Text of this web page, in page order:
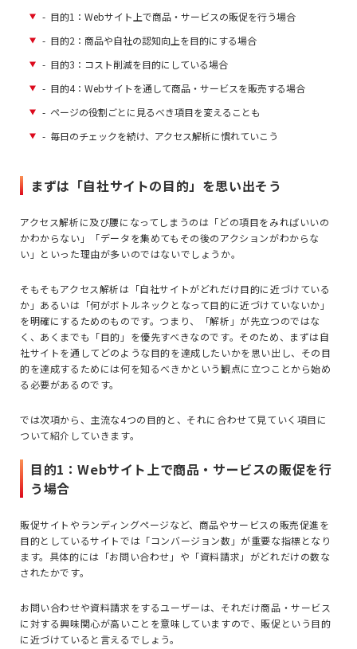
- 目的1：Webサイト上で商品・サービスの販促を行う場合
- 目的2：商品や自社の認知向上を目的にする場合
- 目的3：コスト削減を目的にしている場合
- 目的4：Webサイトを通して商品・サービスを販売する場合
- ページの役割ごとに見るべき項目を変えることも
- 毎日のチェックを続け、アクセス解析に慣れていこう
まずは「自社サイトの目的」を思い出そう
アクセス解析に及び腰になってしまうのは「どの項目をみればいいの
かわからない」「データを集めてもその後のアクションがわからな
い」といった理由が多いのではないでしょうか。
そもそもアクセス解析は「自社サイトがどれだけ目的に近づけている
か」あるいは「何がボトルネックとなって目的に近づけていないか」
を明確にするためのものです。つまり、「解析」が先立つのではな
く、あくまでも「目的」を優先すべきなのです。そのため、まずは自
社サイトを通してどのような目的を達成したいかを思い出し、その目
的を達成するためには何を知るべきかという観点に立つことから始め
る必要があるのです。
では次項から、主流な4つの目的と、それに合わせて見ていく項目に
ついて紹介していきます。
目的1：Webサイト上で商品・サービスの販促を行
う場合
販促サイトやランディングページなど、商品やサービスの販売促進を
目的としているサイトでは「コンバージョン数」が重要な指標となり
ます。具体的には「お問い合わせ」や「資料請求」がどれだけの数な
されたかです。
お問い合わせや資料請求をするユーザーは、それだけ商品・サービス
に対する興味関心が高いことを意味していますので、販促という目的
に近づけていると言えるでしょう。